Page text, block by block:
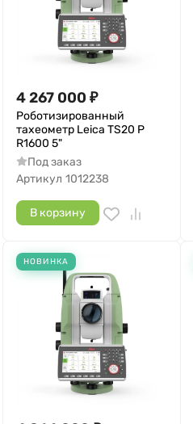
4 267 000 ₽
Роботизированный
тахеометр Leica TS20 P
R1600 5"
Под заказ
Артикул 1012238
В корзину
НОВИНКА